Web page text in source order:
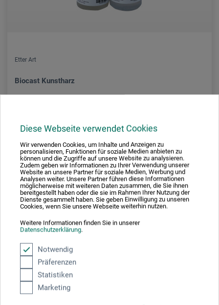
Diese Webseite verwendet Cookies
Wir verwenden Cookies, um Inhalte und Anzeigen zu
personalisieren, Funktionen für soziale Medien anbieten zu
können und die Zugriffe auf unsere Website zu analysieren.
Zudem geben wir Informationen zu Ihrer Verwendung unserer
Website an unsere Partner für soziale Medien, Werbung und
Analysen weiter. Unsere Partner führen diese Informationen
möglicherweise mit weiteren Daten zusammen, die Sie ihnen
bereitgestellt haben oder die sie im Rahmen Ihrer Nutzung der
Dienste gesammelt haben. Sie geben Einwilligung zu unseren
Cookies, wenn Sie unsere Webseite weiterhin nutzen.
Weitere Informationen finden Sie in unserer
Datenschutzerklärung.
Notwendig
Präferenzen
Statistiken
Marketing
Etter Art
Biocast Kunstharz
zzgl. Versandkosten